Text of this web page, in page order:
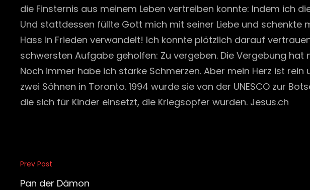
die Finsternis aus meinem Leben vertreiben konnte: Indem ich
Und stattdessen füllte Gott mich mit seiner Liebe und schenkte
Hass in Frieden verwandelt! Ich konnte plötzlich darauf
schwersten Aufgabe geholfen: Zu vergeben. Die Vergebung
Noch immer habe ich starke Schmerzen. Aber mein Herz ist
zwei Söhnen in Toronto. 1994 wurde sie von der UNESCO zur
die sich für Kinder einsetzt, die Kriegsopfer wurden. Jesus.ch
Beitragsnavigation
Previous
Post
Prev Post
Pan der Dämon